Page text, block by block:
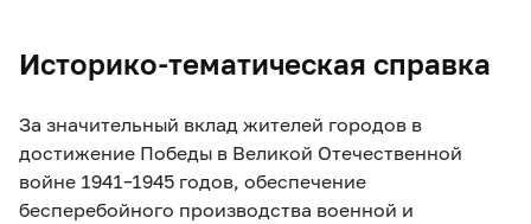
Историко-тематическая справка
За значительный вклад жителей городов в
достижение Победы в Великой Отечественной
войне 1941–1945 годов, обеспечение
бесперебойного производства военной и